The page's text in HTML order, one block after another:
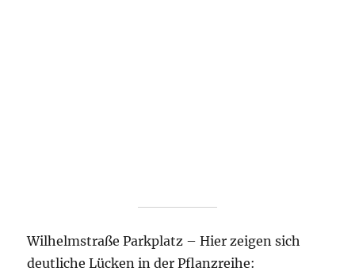
Wilhelmstraße Parkplatz – Hier zeigen sich
deutliche Lücken in der Pflanzreihe: